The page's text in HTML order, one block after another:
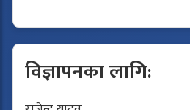
विज्ञापनका लागि: